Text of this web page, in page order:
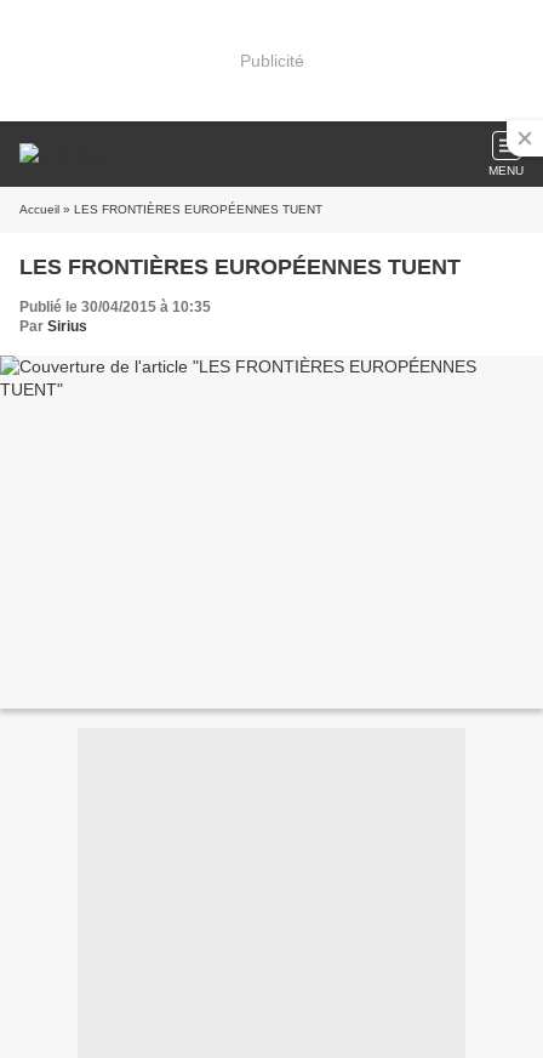
Publicité
MENU
Accueil » LES FRONTIÈRES EUROPÉENNES TUENT
LES FRONTIÈRES EUROPÉENNES TUENT
Publié le 30/04/2015 à 10:35
Par Sirius